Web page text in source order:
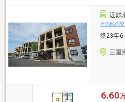
近鉄
その他の交
築23年6
三重
6.60